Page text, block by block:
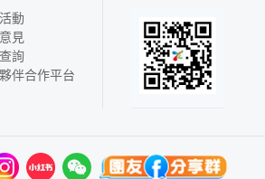
動
見
詢
伴合作平台